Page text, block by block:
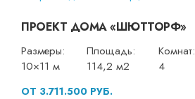
ПРОЕКТ ДОМА «ШЮТТОРФ»
Размеры:
10×11 м
Площадь:
114,2 м2
Комнат:
4
ОТ 3.711.500 РУБ.